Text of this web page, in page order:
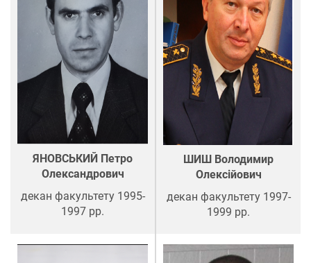
ЯНОВСЬКИЙ Петро
Олександрович
декан факультету 1995-
1997 рр.
ШИШ Володимир
Олексійович
декан факультету 1997-
1999 рр.